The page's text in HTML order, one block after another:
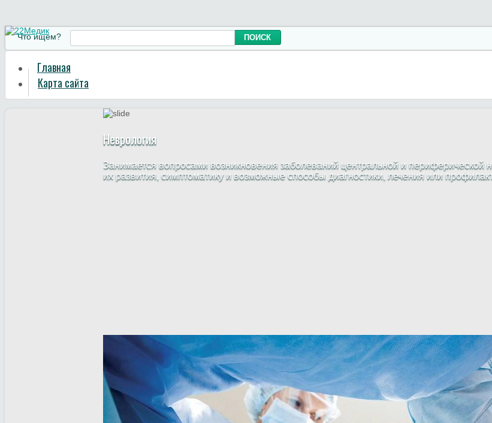
Что ищем?
Главная
Карта сайта
Неврология
Занимается вопросами возникновения заболеваний центральной и периферической
их развития, симптоматику и возможные способы диагностики, лечения или